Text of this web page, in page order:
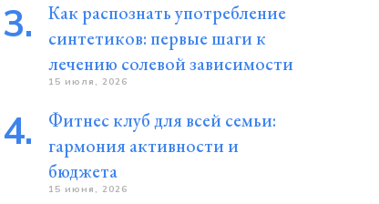
Как распознать употребление
синтетиков: первые шаги к
лечению солевой зависимости
15 июля, 2026
Фитнес клуб для всей семьи:
гармония активности и
бюджета
15 июня, 2026